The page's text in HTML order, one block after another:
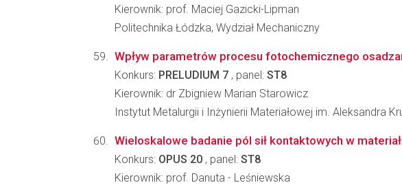
Kierownik: prof. Maciej Gazicki-Lipman
Politechnika Łódzka, Wydział Mechaniczny
Wpływ parametrów procesu fotochemicznego
Konkurs: PRELUDIUM 7 , panel: ST8
Kierownik: dr Zbigniew Marian Starowicz
Instytut Metalurgii i Inżynierii Materiałowej im. Aleksandra
Wieloskalowe badanie pól sił kontaktowych w
Konkurs: OPUS 20 , panel: ST8
Kierownik: prof. Danuta - Leśniewska